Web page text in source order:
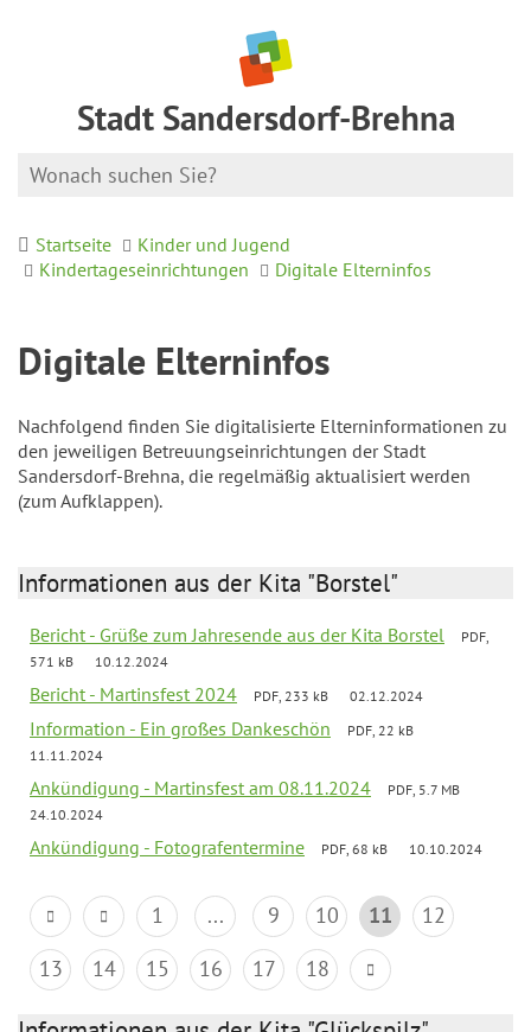
Stadt Sandersdorf-Brehna
Startseite
Kinder und Jugend
Kindertageseinrichtungen
Digitale Elterninfos
Digitale Elterninfos
Nachfolgend finden Sie digitalisierte Elterninformationen zu
den jeweiligen Betreuungseinrichtungen der Stadt
Sandersdorf-Brehna, die regelmäßig aktualisiert werden
(zum Aufklappen).
Informationen aus der Kita "Borstel"
Bericht - Grüße zum Jahresende aus der Kita Borstel
PDF,
571 kB
10.12.2024
Bericht - Martinsfest 2024 PDF, 233 kB 02.12.2024
Information - Ein großes Dankeschön
PDF, 22 kB
11.11.2024
Ankündigung - Martinsfest am 08.11.2024
PDF, 5.7 MB
24.10.2024
Ankündigung - Fotografentermine PDF, 68 kB 10.10.2024
1 ... 9 10 11
12
13
14 15 16 17 18